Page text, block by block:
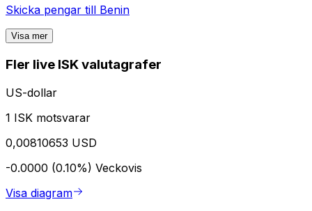
Skicka pengar till Benin
Visa mer
Fler live ISK valutagrafer
US-dollar
1 ISK motsvarar
0,00810653 USD
-0.0000 (0.10%) Veckovis
Visa diagram